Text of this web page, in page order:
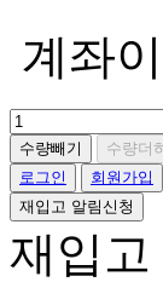
계좌
수량빼기
수량더
로그인
회원가입
재입고 알림신청
재입고